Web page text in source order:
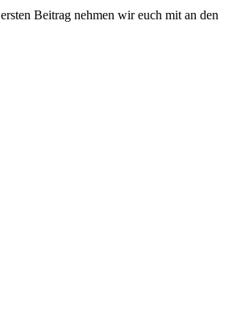
Beitrag nehmen wir euch mit an den